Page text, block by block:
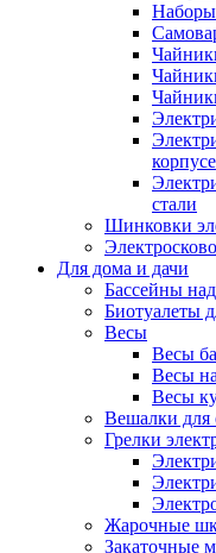
Наборы
корпусе
стали
Шинковки
Для дома и дачи
Бассейны
Биотуалеты
Весы
Весы
Весы
Весы
Вешалки для
Грелки
Жарочные
Закаточные